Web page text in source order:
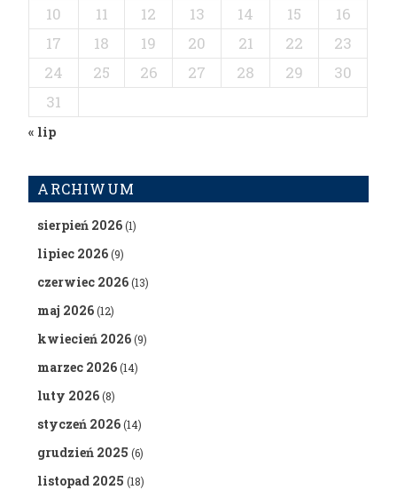
10
11 12 13 14 15
16
17
18 19 20 21 22
23
24
25 26 27 28 29
30
31
« lip
ARCHIWUM
sierpień 2026(1)
lipiec 2026(9)
czerwiec 2026(13)
maj 2026(12)
kwiecień 2026(9)
marzec 2026(14)
luty 2026(8)
styczeń 2026(14)
grudzień 2025 (6)
listopad 2025 (18)